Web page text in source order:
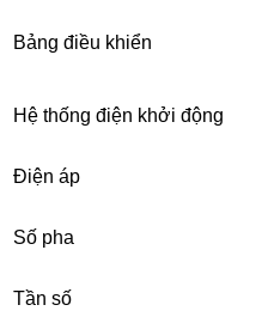
Bảng điều khiển
Hệ thống điện khởi động
Điện áp
Số pha
Tần số